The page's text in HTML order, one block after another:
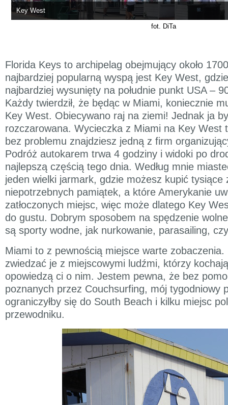
Key West
fot. DiTa
Florida Keys to archipelag obejmujący około
najbardziej popularną wyspą jest Key West,
najbardziej wysunięty na południe punkt USA –
Każdy twierdził, że będąc w Miami, koniecznie
Key West. Obiecywano raj na ziemi! Jednak ja
rozczarowana. Wycieczka z Miami na Key West
bez problemu znajdziesz jedną z firm
Podróż autokarem trwa 4 godziny i widoki po
najlepszą częścią tego dnia. Według mnie
jeden wielki jarmark, gdzie możesz kupić tysiące
niepotrzebnych pamiątek, a które Amerykanie
zatłoczonych miejsc, więc może dlatego Key
do gustu. Dobrym sposobem na spędzenie
są sporty wodne, jak nurkowanie, parasailing,
Miami to z pewnością miejsce warte zobaczenia.
zwiedzać je z miejscowymi ludźmi, którzy
opowiedzą ci o nim. Jestem pewna, że bez
poznanych przez Couchsurfing, mój tygodniowy
ograniczyłby się do South Beach i kilku miejsc
przewodniku.